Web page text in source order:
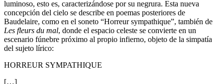
luminoso, esto es, caracterizándose por su negrura. Esta nueva
concepción del cielo se describe en poemas posteriores de
Baudelaire, como en el soneto “Horreur sympathique”, también de
Les fleurs du mal, donde el espacio celeste se convierte en un
escenario fúnebre próximo al propio infierno, objeto de la simpatía
del sujeto lírico:
HORREUR SYMPATHIQUE
[…]